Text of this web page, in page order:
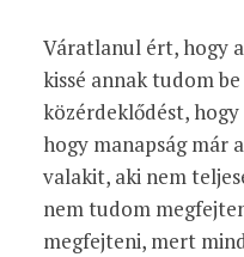
Váratlanul ért, hogy
kissé annak tudom
közérdeklődést,
hogy manapság már
valakit, aki nem
nem tudom
megfejteni, mert